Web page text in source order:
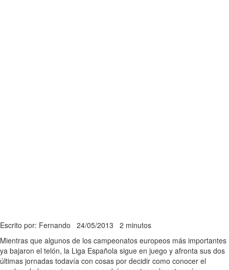
Escrito por: Fernando 24/05/2013 2 minutos
Mientras que algunos de los campeonatos europeos más importantes
ya bajaron el telón, la Liga Española sigue en juego y afronta sus dos
últimas jornadas todavía con cosas por decidir como conocer el